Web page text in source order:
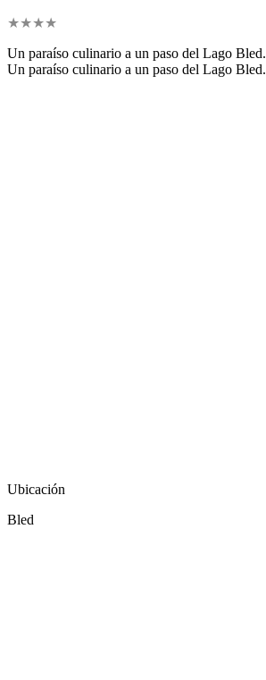
★★★★
Un paraíso culinario a un paso del Lago Bled.
Un paraíso culinario a un paso del Lago Bled.
Ubicación
Bled